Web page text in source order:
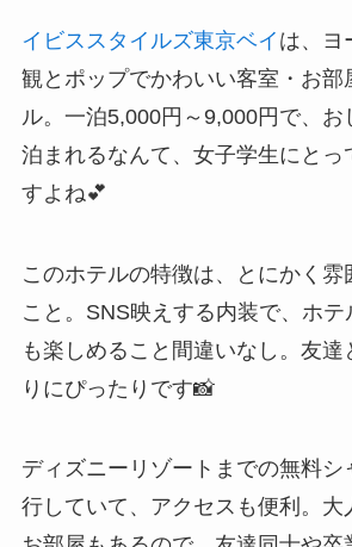
イビススタイルズ東京ベイ は、ヨ
観とポップでかわいい客室・お部
ル。一泊5,000円～9,000円で、お
泊まれるなんて、女子学生にとっ
すよね💕
このホテルの特徴は、とにかく雰
こと。SNS映えする内装で、ホ
も楽しめること間違いなし。友達
りにぴったりです📸
ディズニーリゾートまでの無料シ
行していて、アクセスも便利。大